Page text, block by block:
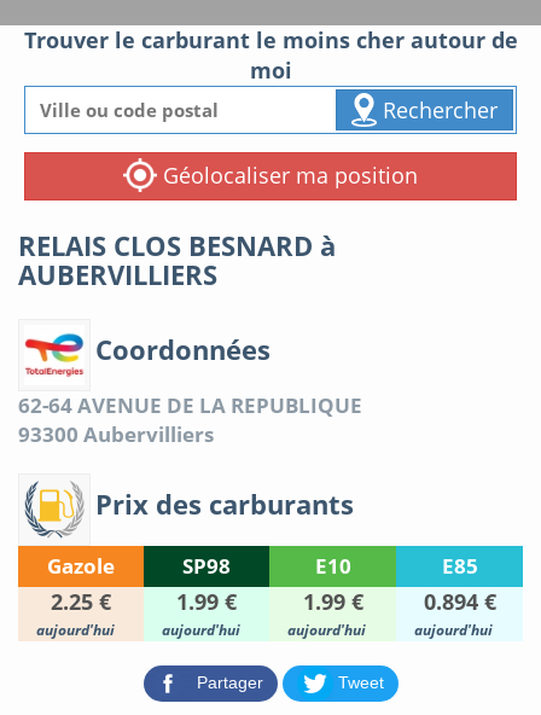
Trouver le carburant le moins cher autour de
moi
Rechercher
Géolocaliser ma position
RELAIS CLOS BESNARD à
AUBERVILLIERS
Coordonnées
62-64 AVENUE DE LA REPUBLIQUE
93300 Aubervilliers
Prix des carburants
Gazole SP98 E10 E85
2.25 € 1.99 € 1.99 € 0.894 €
aujourd'hui aujourd'hui aujourd'hui aujourd'hui
Partager Tweet